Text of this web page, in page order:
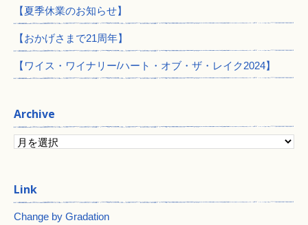
【夏季休業のお知らせ】
【おかげさまで21周年】
【ワイス・ワイナリー/ハート・オブ・ザ・レイク2024】
Archive
Change by Gradation